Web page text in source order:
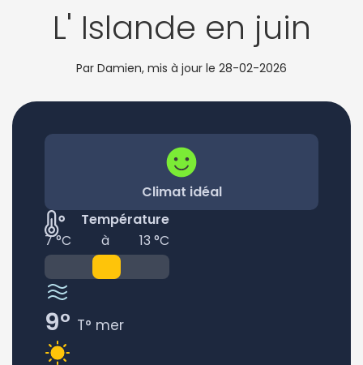
L' Islande en juin
Par Damien, mis à jour le 28-02-2026
Climat idéal
Température
7 °C
à 13 °C
9° T° mer